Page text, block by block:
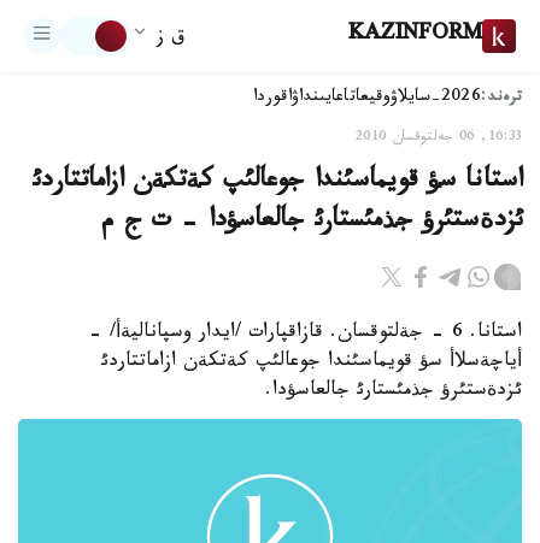
KAZINFORM ق ز
ترەند:2026-سايلاۋ وقيعاتاعايىنداۋاقوردا
16:33, 06 جەلتوقسان 2010
استانا سؤ قويماسئندا جوعالئپ كةتكةن ازاماتتاردئ
ئزدةستئرؤ جذمئستارئ جالعاسؤدا - ت ج م
استانا. 6 - جةلتوقسان. قازاقپارات /ايدار وسپاناليةأ/ -
أياچةسلاأ سؤ قويماسئندا جوعالئپ كةتكةن ازاماتتاردئ
ئزدةستئرؤ جذمئستارئ جالعاسؤدا.